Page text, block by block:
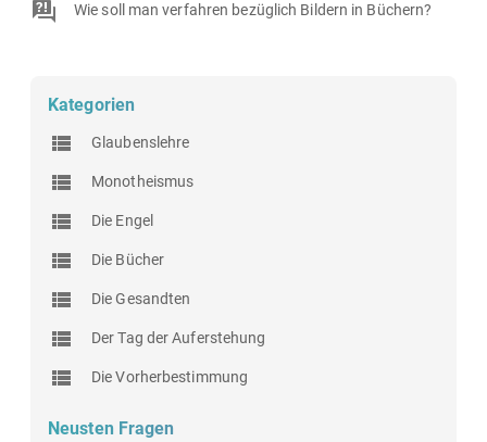
Wie soll man verfahren bezüglich Bildern in Büchern?
Kategorien
Glaubenslehre
Monotheismus
Die Engel
Die Bücher
Die Gesandten
Der Tag der Auferstehung
Die Vorherbestimmung
Neusten Fragen